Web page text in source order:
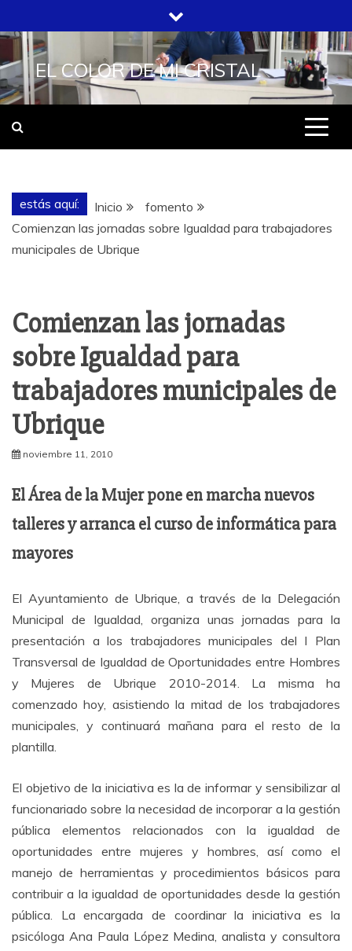
al
contenido
EL COLOR DE MI CRISTAL
estás aquí: Inicio
fomento
Comienzan las jornadas sobre Igualdad para trabajadores
municipales de Ubrique
Comienzan las jornadas
sobre Igualdad para
trabajadores municipales de
Ubrique
noviembre 11, 2010
El Área de la Mujer pone en marcha nuevos
talleres y arranca el curso de informática para
mayores
El Ayuntamiento de Ubrique, a través de la Delegación
Municipal de Igualdad, organiza unas jornadas para la
presentación a los trabajadores municipales del I Plan
Transversal de Igualdad de Oportunidades entre Hombres
y Mujeres de Ubrique 2010-2014. La misma ha
comenzado hoy, asistiendo la mitad de los trabajadores
municipales, y continuará mañana para el resto de la
plantilla.
El objetivo de la iniciativa es la de informar y sensibilizar al
funcionariado sobre la necesidad de incorporar a la gestión
pública elementos relacionados con la igualdad de
oportunidades entre mujeres y hombres, así como el
manejo de herramientas y procedimientos básicos para
contribuir a la igualdad de oportunidades desde la gestión
pública. La encargada de coordinar la iniciativa es la
psicóloga Ana Paula López Medina, analista y consultora